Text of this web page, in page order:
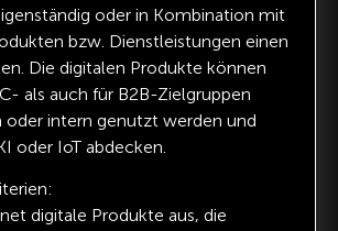
oder in Kombination mit
bzw. Dienstleistungen einen
Die digitalen Produkte können
als auch für B2B-Zielgruppen
oder intern genutzt werden und
oder IoT abdecken.
digitale Produkte aus, die